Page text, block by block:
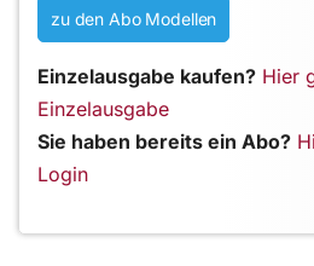
zu den Abo Modellen
Einzelausgabe kaufen? Hier
Einzelausgabe
Sie haben bereits ein Abo?
Login